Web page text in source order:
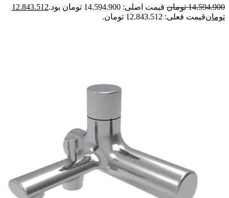
14.594.900 تومان قیمت اصلی: 14.594.900 تومان بود.
12.843.512
تومانقیمت فعلی: 12.843.512 تومان.